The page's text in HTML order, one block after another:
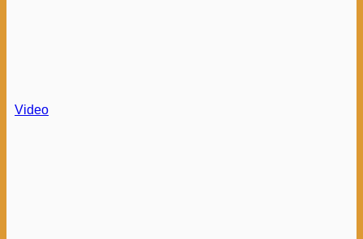
Video